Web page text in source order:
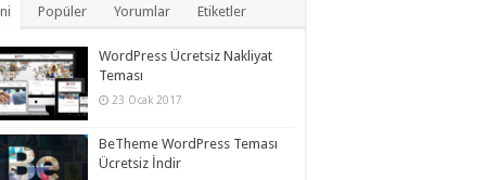
Popüler Yorumlar Etiketler
WordPress Ücretsiz Nakliyat
Teması
23 Ocak 2017
BeTheme WordPress Teması
Ücretsiz İndir